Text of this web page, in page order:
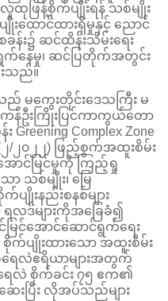
ထုဖြန့်စိုက်ပျိုးရန် သစ်မျိုး
ပျိုးထောင်ထားရှိမှုနှင့် ညောင်
န်း၌ ဆင်ထိန်းသိမ်းရေး
ရွက်နေမှု၊ ဆင်ပြတိုက်အတွင်း
သည်။
ည် မကွေးတိုင်းဒေသကြီး မ
ကန်ဦးကြိုးပြင်ကာကွယ်တော
Complex Zone
/၂၀၂၂) ဖြည့်စွက်အထူးစိမ်း
ောင်မြင်မှုကို ကြည့်ရှု
သစ်မျိုး၊ မြေ
ျိုးနည်းစနစ်များ
လဒ်များကိုအခြေခံ၍
မြင်အောင်ဆောင်ရွက်ရေး
စိုက်ပျိုးထားသော အထူးစိမ်း
ရေလဲဧရိယာများအတွက်
ရေလဲ စိုက်ခင်း ၇၅ ဧက၏
းပြီး လိုအပ်သည်များ